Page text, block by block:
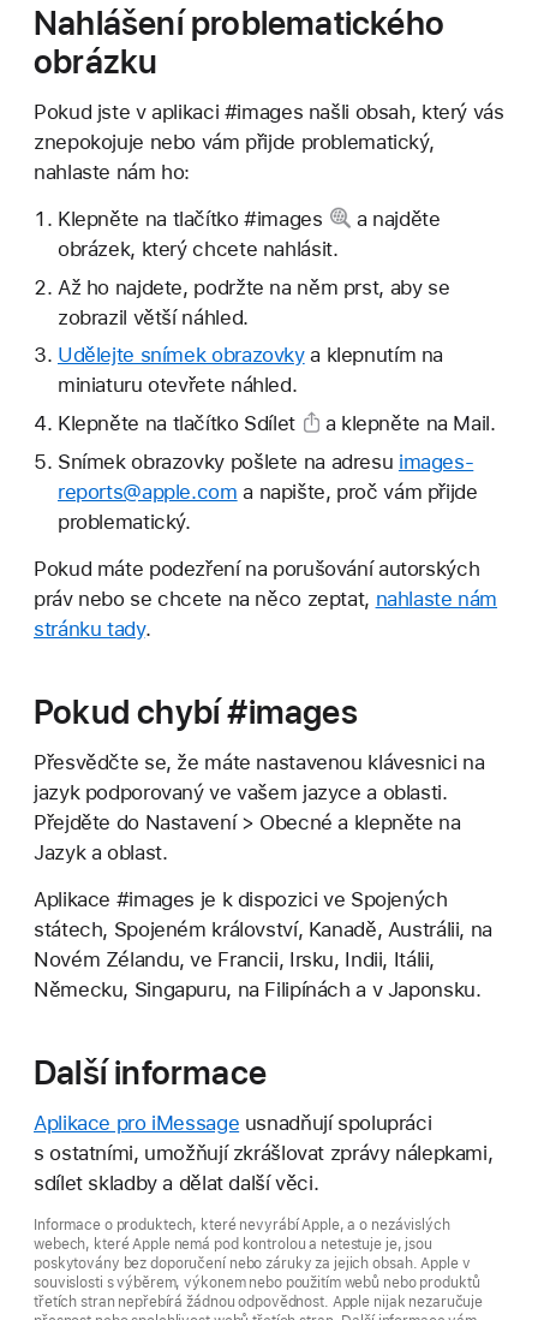
Nahlášení problematického
obrázku
Pokud jste v aplikaci #images našli obsah, který vás
znepokojuje nebo vám přijde problematický,
nahlaste nám ho:
Klepněte na tlačítko #images
a najděte
obrázek, který chcete nahlásit.
Až ho najdete, podržte na něm prst, aby se
zobrazil větší náhled.
Udělejte snímek obrazovkya klepnutím na
miniaturu otevřete náhled.
Klepněte na tlačítko Sdílet
a klepněte na Mail.
Snímek obrazovky pošlete na adresu images-
reports@apple.com a napište, proč vám přijde
problematický.
Pokud máte podezření na porušování autorských
práv nebo se chcete na něco zeptat, nahlaste nám
stránku tady.
Pokud chybí #images
Přesvědčte se, že máte nastavenou klávesnici na
jazyk podporovaný ve vašem jazyce a oblasti.
Přejděte do Nastavení > Obecné a klepněte na
Jazyk a oblast.
Aplikace #images je k dispozici ve Spojených
státech, Spojeném království, Kanadě, Austrálii, na
Novém Zélandu, ve Francii, Irsku, Indii, Itálii,
Německu, Singapuru, na Filipínách a v Japonsku.
Další informace
Aplikace pro iMessage usnadňují spolupráci
s ostatními, umožňují zkrášlovat zprávy nálepkami,
sdílet skladby a dělat další věci.
Informace o produktech, které nevyrábí Apple, a o nezávislých
webech, které Apple nemá pod kontrolou a netestuje je, jsou
poskytovány bez doporučení nebo záruky za jejich obsah. Apple v
souvislosti s výběrem, výkonem nebo použitím webů nebo produktů
třetích stran nepřebírá žádnou odpovědnost. Apple nijak nezaručuje